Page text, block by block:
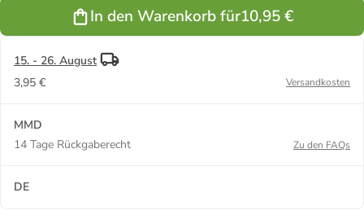
In den Warenkorb für10,95 €
15. - 26. August
3,95 €
Versandkosten
MMD
14 Tage Rückgaberecht
Zu den FAQs
DE